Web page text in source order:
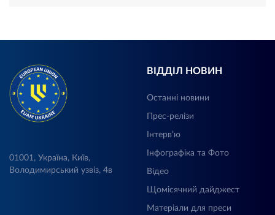
01001, Україна, Київ,
Володимирський узвіз, 4в
ВІДДІЛ НОВИН
Останні новини
Прес-релізи
Інтерв’ю
Інфографіка та Фото
Відео
Щомісячний дайджест
Матеріали для преси